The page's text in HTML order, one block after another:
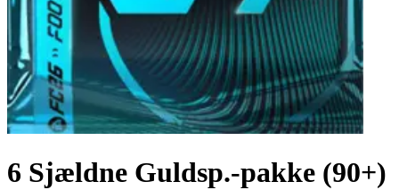
6 Sjældne Guldsp.-pakke (90+)